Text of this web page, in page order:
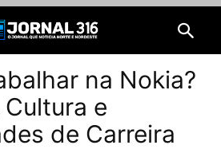
na Nokia?
e
de Carreira